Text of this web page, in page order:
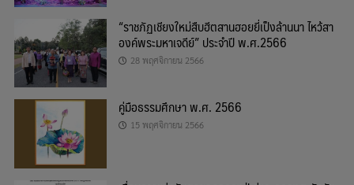
“ราชภัฏเชียงใหม่สืบฮีตสานฮอยยี่เป็งล้านนา ไหว้สา
องค์พระมหาเจดีย์” ประจำปี พ.ศ.2566
28 พฤศจิกายน 2566
คู่มือธรรมศึกษา พ.ศ. 2566
15 พฤศจิกายน 2566